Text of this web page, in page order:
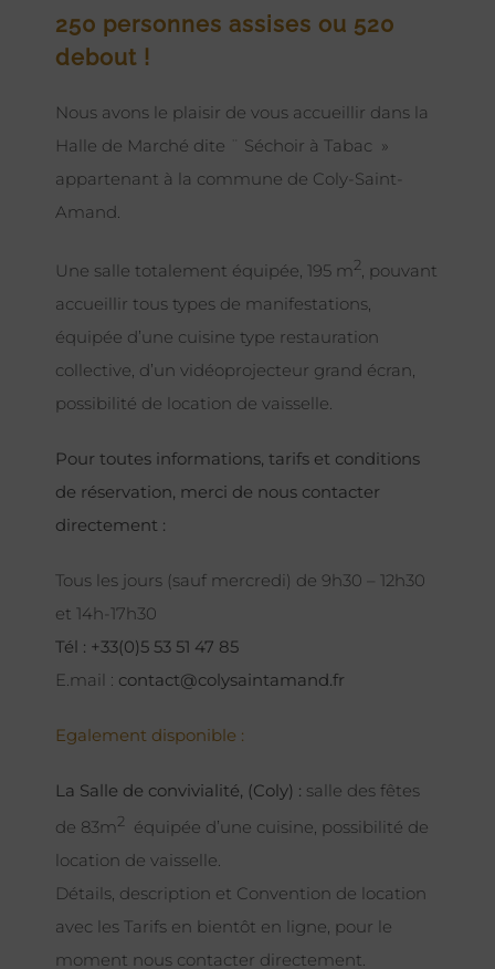
250 personnes assises ou 520
debout !
Nous avons le plaisir de vous accueillir dans la
Halle de Marché dite ¨ Séchoir à Tabac »
appartenant à la commune de Coly-Saint-
Amand.
Une salle totalement équipée, 195 m2, pouvant
accueillir tous types de manifestations,
équipée d’une cuisine type restauration
collective, d’un vidéoprojecteur grand écran,
possibilité de location de vaisselle.
Pour toutes informations, tarifs et conditions
de réservation, merci de nous contacter
directement :
Tous les jours (sauf mercredi) de 9h30 – 12h30
et 14h-17h30
Tél : +33(0)5 53 51 47 85
E.mail : contact@colysaintamand.fr
Egalement disponible :
La Salle de convivialité, (Coly) : salle des fêtes
de 83m2 équipée d’une cuisine, possibilité de
location de vaisselle.
Détails, description et Convention de location
avec les Tarifs en bientôt en ligne, pour le
moment nous contacter directement.